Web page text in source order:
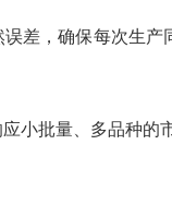
差，确保每次生
小批量、多品种的